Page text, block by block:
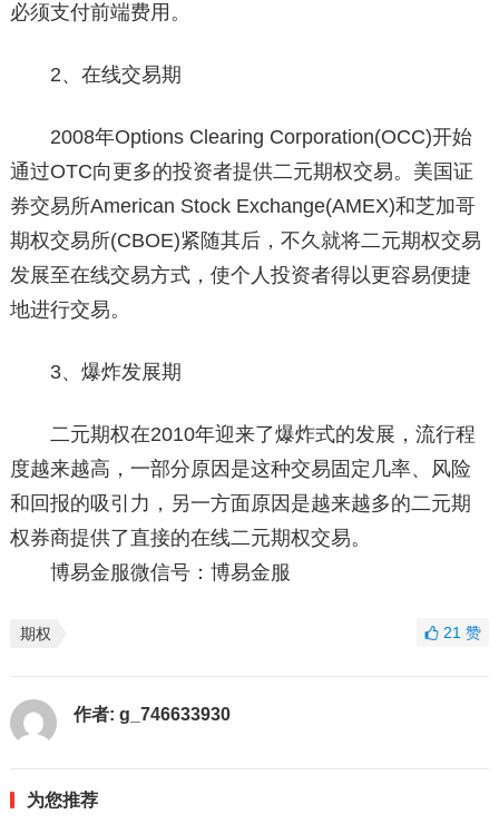
必须支付前端费用。
2、在线交易期
2008年Options Clearing Corporation(OCC)开始
通过OTC向更多的投资者提供二元期权交易。美国证
券交易所American Stock Exchange(AMEX)和芝加哥
期权交易所(CBOE)紧随其后，不久就将二元期权交易
发展至在线交易方式，使个人投资者得以更容易便捷
地进行交易。
3、爆炸发展期
二元期权在2010年迎来了爆炸式的发展，流行程
度越来越高，一部分原因是这种交易固定几率、风险
和回报的吸引力，另一方面原因是越来越多的二元期
权券商提供了直接的在线二元期权交易。
博易金服微信号：博易金服
期权 21赞
作者: g_746633930
为您推荐